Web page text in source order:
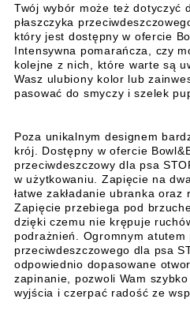
Twój wybór może też dotyczyć
płaszczyka
który jest dostępny w ofercie
Intensywna pomarańcza, czy
kolejne z nich, które warte są
Wasz ulubiony kolor lub
pasować do smyczy i szelek
Poza unikalnym designem
krój. Dostępny w ofercie
przeciwdeszczowy dla psa
w użytkowaniu. Zapięcie na
łatwe zakładanie ubranka oraz
Zapięcie przebiega pod
dzięki czemu nie krępuje
podrażnień. Ogromnym atutem
przeciwdeszczowego dla psa
odpowiednio dopasowane
zapinanie, pozwoli Wam
wyjścia i czerpać radość ze